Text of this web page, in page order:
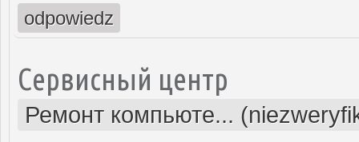
odpowiedz
Сервисный центр
Ремонт компьюте...